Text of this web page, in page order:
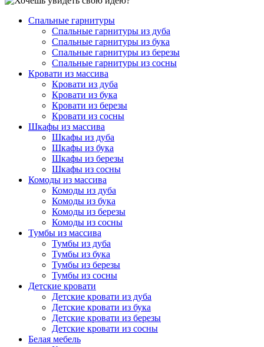
Спальные гарнитуры
Спальные гарнитуры из дуба
Спальные гарнитуры из бука
Спальные гарнитуры из березы
Спальные гарнитуры из сосны
Кровати из массива
Кровати из дуба
Кровати из бука
Кровати из березы
Кровати из сосны
Шкафы из массива
Шкафы из дуба
Шкафы из бука
Шкафы из березы
Шкафы из сосны
Комоды из массива
Комоды из дуба
Комоды из бука
Комоды из березы
Комоды из сосны
Тумбы из массива
Тумбы из дуба
Тумбы из бука
Тумбы из березы
Тумбы из сосны
Детские кровати
Детские кровати из дуба
Детские кровати из бука
Детские кровати из березы
Детские кровати из сосны
Белая мебель